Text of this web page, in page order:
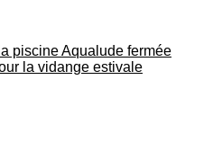
piscine Aqualude fermée
la vidange estivale